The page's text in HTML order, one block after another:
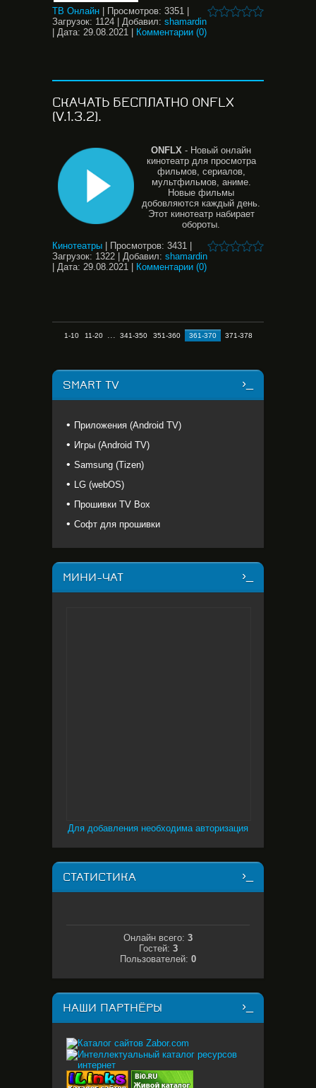
ТВ Онлайн Просмотров: 3351
Загрузок: 1124 Добавил: shamardin
Дата: 29.08.2021 Комментарии (0)
СКАЧАТЬ БЕСПЛАТНО ONFLX
(V.1.3.2).
ONFLX - Новый онлайн
кинотеатр для просмотра
фильмов, сериалов,
мультфильмов, аниме.
Новые фильмы
добовляются каждый день.
Этот кинотеатр набирает
обороты.
Кинотеатры
Просмотров: 3431
Загрузок: 1322 Добавил: shamardin
Дата: 29.08.2021 Комментарии (0)
1-10 11-20 ... 341-350 351-360 361-370 371-378
SMART TV
Приложения (Android TV)
Игры (Android TV)
Samsung (Tizen)
LG (webOS)
Прошивки TV Box
Софт для прошивки
МИНИ-ЧАТ
Для добавления необходима авторизация
СТАТИСТИКА
Онлайн всего: 3
Гостей: 3
Пользователей: 0
НАШИ ПАРТНЁРЫ